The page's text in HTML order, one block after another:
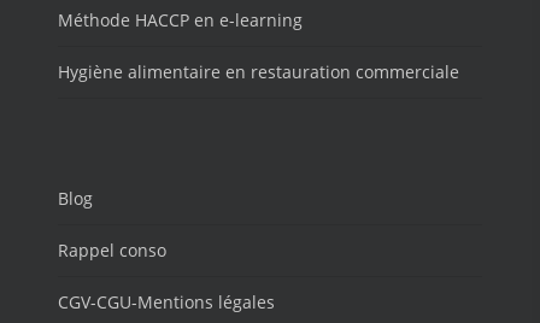
Méthode HACCP en e-learning
Hygiène alimentaire en restauration commerciale
Blog
Rappel conso
CGV-CGU-Mentions légales